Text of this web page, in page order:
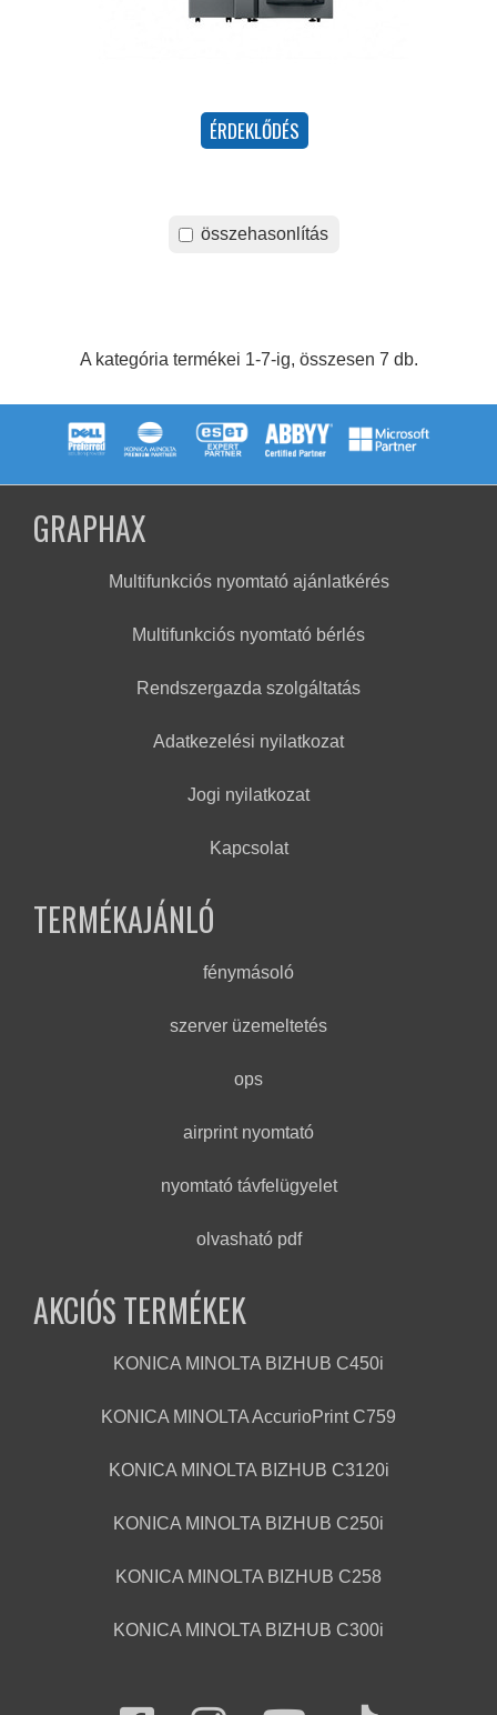
összehasonlítás
A kategória termékei 1-7-ig, összesen 7 db.
GRAPHAX
Multifunkciós nyomtató ajánlatkérés
Multifunkciós nyomtató bérlés
Rendszergazda szolgáltatás
Adatkezelési nyilatkozat
Jogi nyilatkozat
Kapcsolat
TERMÉKAJÁNLÓ
fénymásoló
szerver üzemeltetés
ops
airprint nyomtató
nyomtató távfelügyelet
olvasható pdf
AKCIÓS TERMÉKEK
KONICA MINOLTA BIZHUB C450i
KONICA MINOLTA AccurioPrint C759
KONICA MINOLTA BIZHUB C3120i
KONICA MINOLTA BIZHUB C250i
KONICA MINOLTA BIZHUB C258
KONICA MINOLTA BIZHUB C300i